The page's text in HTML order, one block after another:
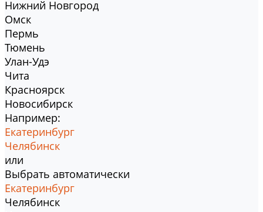
Нижний Новгород
Омск
Пермь
Тюмень
Улан-Удэ
Чита
Красноярск
Новосибирск
Например:
Екатеринбург
Челябинск
или
Выбрать автоматически
Екатеринбург
Челябинск